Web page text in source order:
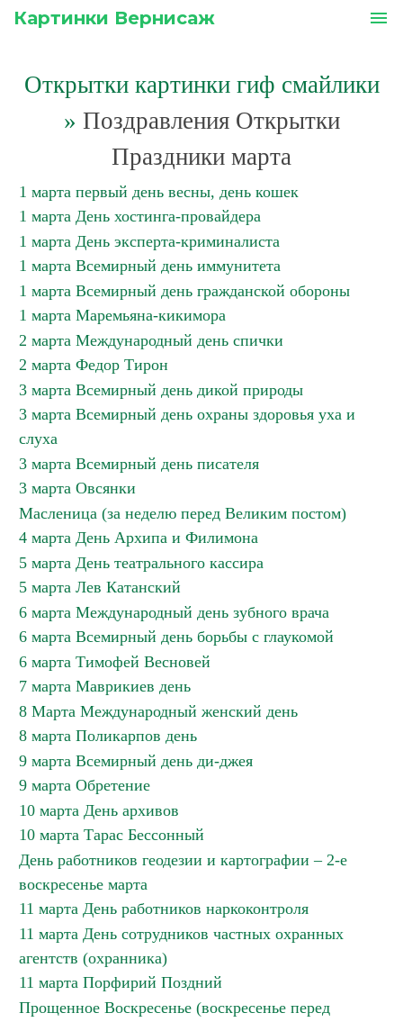
Картинки Вернисаж menu
Открытки картинки гиф смайлики
» Поздравления Открытки
Праздники марта
1 марта первый день весны, день кошек
1 марта День хостинга-провайдера
1 марта День эксперта-криминалиста
1 марта Всемирный день иммунитета
1 марта Всемирный день гражданской обороны
1 марта Маремьяна-кикимора
2 марта Международный день спички
2 марта Федор Тирон
3 марта Всемирный день дикой природы
3 марта Всемирный день охраны здоровья уха и
слуха
3 марта Всемирный день писателя
3 марта Овсянки
Масленица (за неделю перед Великим постом)
4 марта День Архипа и Филимона
5 марта День театрального кассира
5 марта Лев Катанский
6 марта Международный день зубного врача
6 марта Всемирный день борьбы с глаукомой
6 марта Тимофей Весновей
7 марта Маврикиев день
8 Марта Международный женский день
8 марта Поликарпов день
9 марта Всемирный день ди-джея
9 марта Обретение
10 марта День архивов
10 марта Тарас Бессонный
День работников геодезии и картографии – 2-е
воскресенье марта
11 марта День работников наркоконтроля
11 марта День сотрудников частных охранных
агентств (охранника)
11 марта Порфирий Поздний
Прощенное Воскресенье (воскресенье перед